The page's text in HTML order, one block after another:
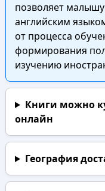
позволяет
английским
от процесса
формирования
изучению
Книги можно
онлайн
География